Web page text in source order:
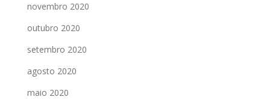
novembro 2020
outubro 2020
setembro 2020
agosto 2020
maio 2020